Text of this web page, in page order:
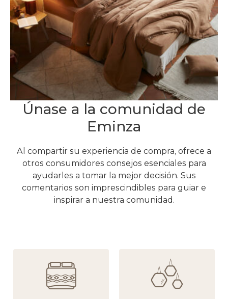
Únase a la comunidad de
Eminza
Al compartir su experiencia de compra, ofrece a
otros consumidores consejos esenciales para
ayudarles a tomar la mejor decisión. Sus
comentarios son imprescindibles para guiar e
inspirar a nuestra comunidad.